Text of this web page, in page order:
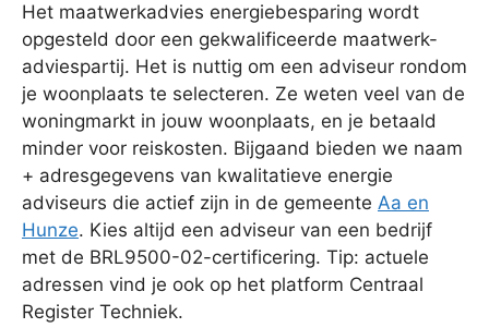
Het maatwerkadvies energiebesparing wordt
opgesteld door een gekwalificeerde maatwerk-
adviespartij. Het is nuttig om een adviseur rondom
je woonplaats te selecteren. Ze weten veel van de
woningmarkt in jouw woonplaats, en je betaald
minder voor reiskosten. Bijgaand bieden we naam
+ adresgegevens van kwalitatieve energie
adviseurs die actief zijn in de gemeente Aa en
Hunze. Kies altijd een adviseur van een bedrijf
met de BRL9500-02-certificering. Tip: actuele
adressen vind je ook op het platform Centraal
Register Techniek.